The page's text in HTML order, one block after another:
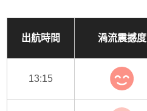
出航時間 渦流震撼度
13:15